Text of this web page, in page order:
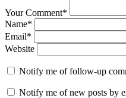
Your Comment*
Name*
Email*
Website
Notify me of follow-up
Notify me of new posts by